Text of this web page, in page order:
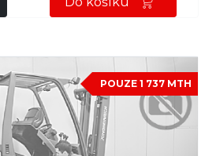
POUZE 1 737 MTH